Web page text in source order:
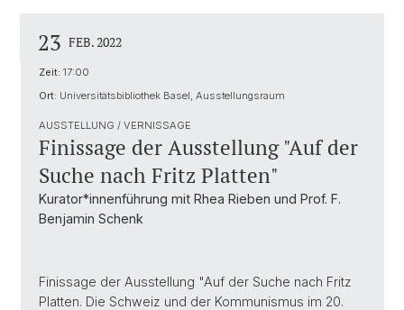
23 FEB. 2022
Zeit: 17:00
Ort: Universitätsbibliothek Basel, Ausstellungsraum
AUSSTELLUNG / VERNISSAGE
Finissage der Ausstellung "Auf der
Suche nach Fritz Platten"
Kurator*innenführung mit Rhea Rieben und Prof. F.
Benjamin Schenk
Finissage der Ausstellung "Auf der Suche nach Fritz
Platten. Die Schweiz und der Kommunismus im 20.